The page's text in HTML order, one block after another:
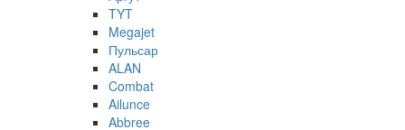
TYT
Megajet
Пульсар
ALAN
Combat
Ailunce
Abbree